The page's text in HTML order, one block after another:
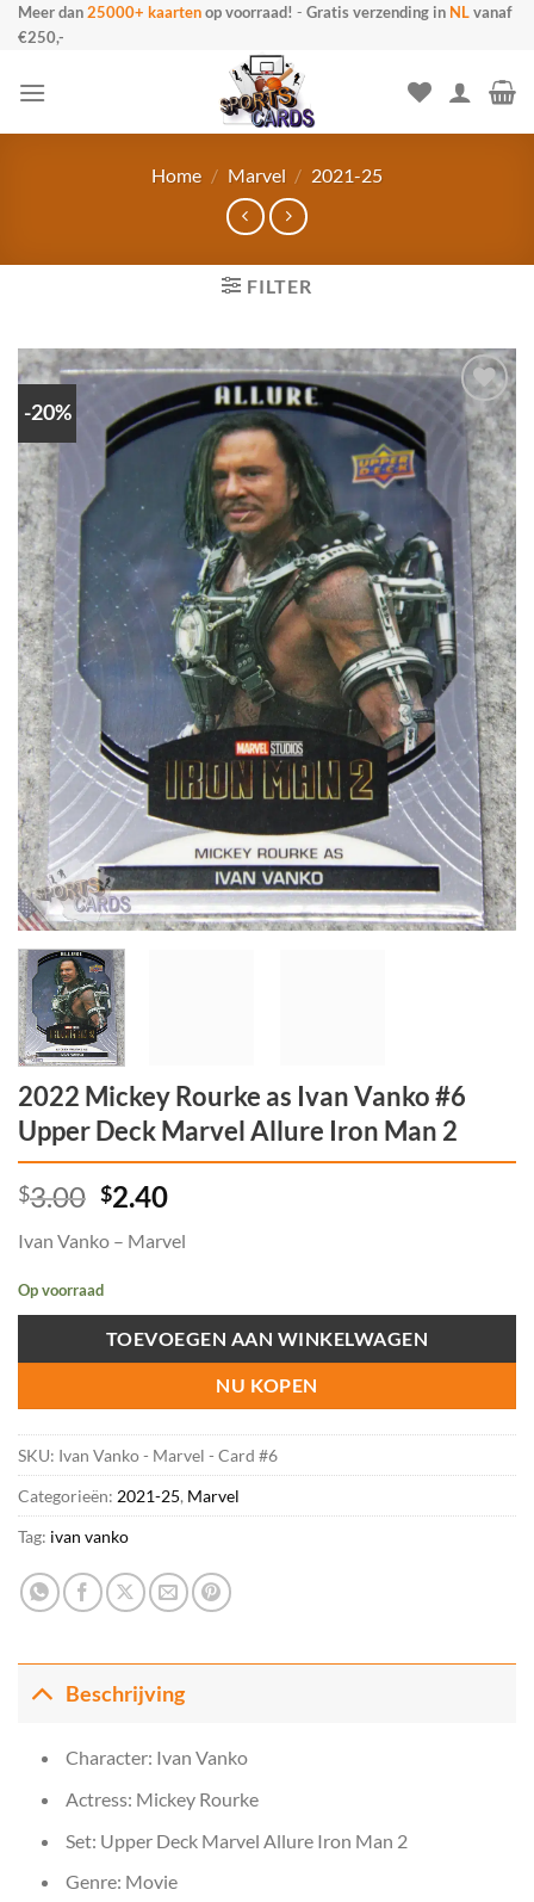
Ga
naar
Meer dan25000+ kaartenop voorraad! - Gratis verzending in NLvanaf
€250,-
Home / Marvel / 2021-25
FILTER
-20%
2022 Mickey Rourke as Ivan Vanko #6
Upper Deck Marvel Allure Iron Man 2
$3.00 Oorspronkelijke
was:
$3.00.
$2.40Huidige
is:
Ivan Vanko – Marvel
Op voorraad
TOEVOEGEN AAN WINKELWAGEN
NU KOPEN
SKU: Ivan Vanko - Marvel - Card #6
Categorieën: 2021-25, Marvel
Tag: ivan vanko
Beschrijving
Character: Ivan Vanko
Actress: Mickey Rourke
Set: Upper Deck Marvel Allure Iron Man 2
Genre: Movie